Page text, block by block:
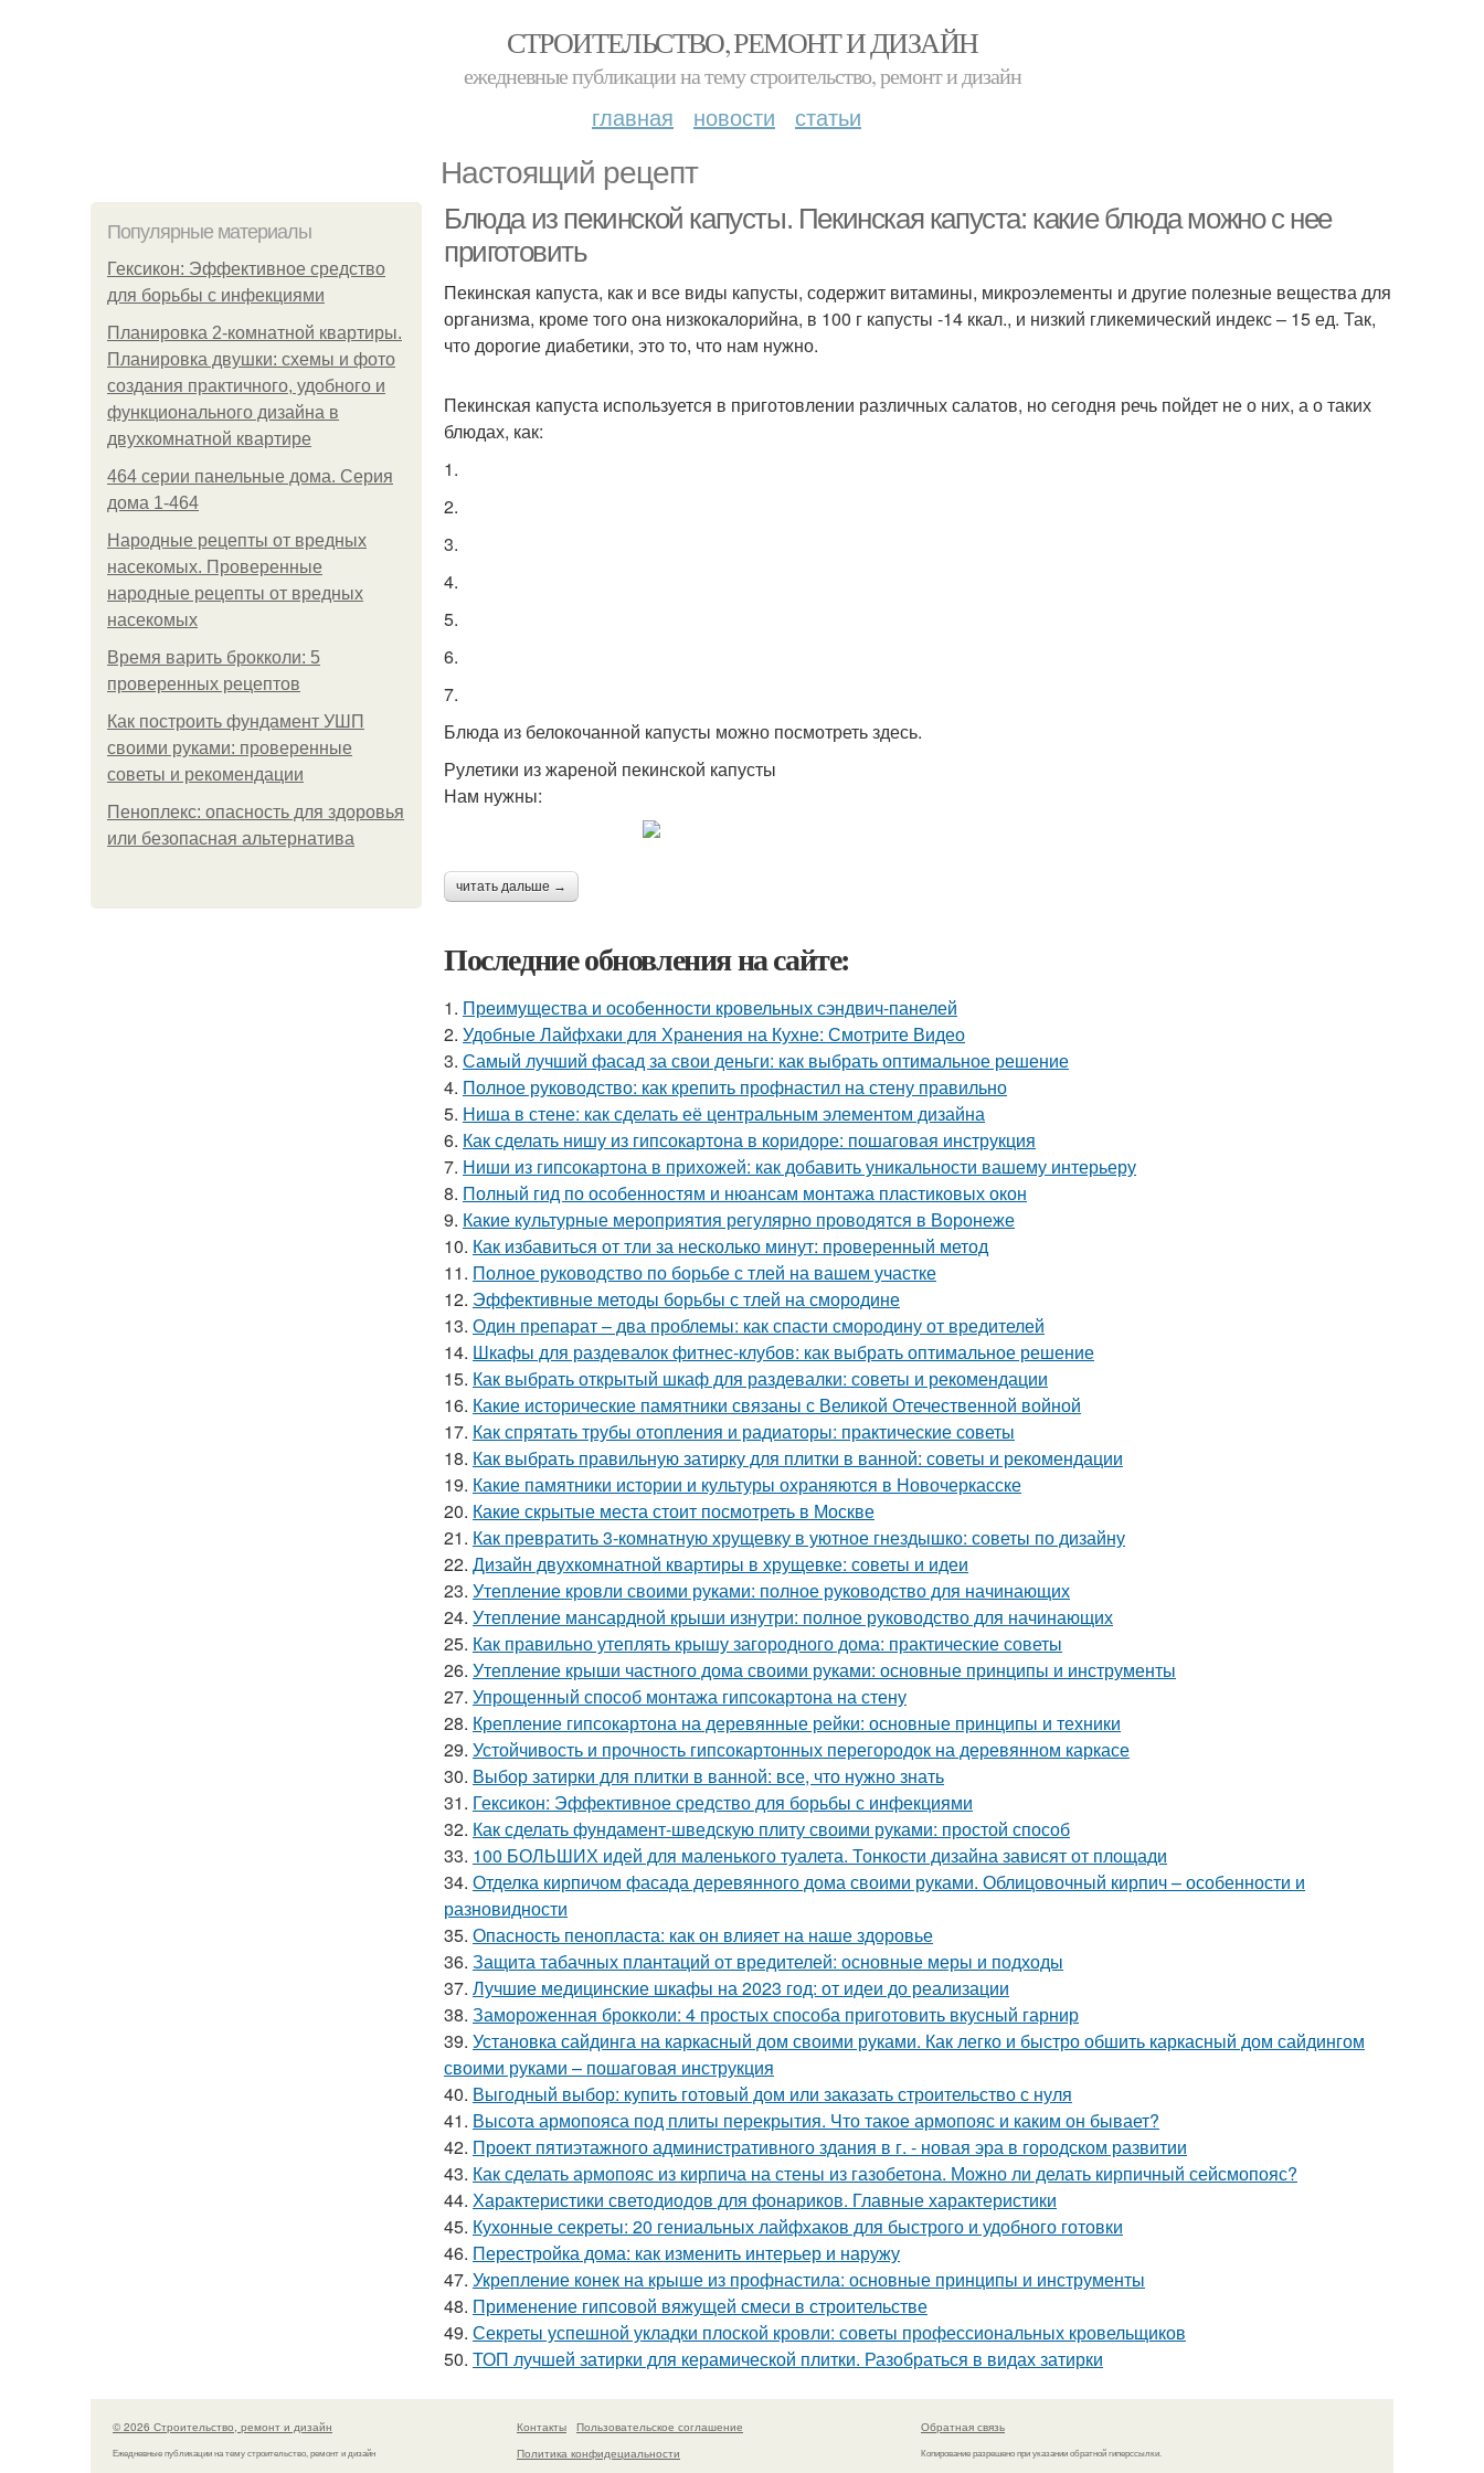
СТРОИТЕЛЬСТВО, РЕМОНТ И ДИЗАЙН
ежедневные публикации на тему строительство, ремонт и дизайн
главная новости статьи
Настоящий рецепт
Популярные материалы
Гексикон: Эффективное средство
для борьбы с инфекциями
Планировка 2-комнатной квартиры.
Планировка двушки: схемы и фото
создания практичного, удобного и
функционального дизайна в
двухкомнатной квартире
464 серии панельные дома. Серия
дома 1-464
Народные рецепты от вредных
насекомых. Проверенные
народные рецепты от вредных
насекомых
Время варить брокколи: 5
проверенных рецептов
Как построить фундамент УШП
своими руками: проверенные
советы и рекомендации
Пеноплекс: опасность для здоровья
или безопасная альтернатива
Блюда из пекинской капусты. Пекинская капуста: какие блюда можно с нее
приготовить
Пекинская капуста, как и все виды капусты, содержит витамины, микроэлементы и другие полезные вещества для
организма, кроме того она низкокалорийна, в 100 г капусты -14 ккал., и низкий гликемический индекс – 15 ед. Так,
что дорогие диабетики, это то, что нам нужно.
Пекинская капуста используется в приготовлении различных салатов, но сегодня речь пойдет не о них, а о таких
блюдах, как:
1.
2.
3.
4.
5.
6.
7.
Блюда из белокочанной капусты можно посмотреть здесь.
Рулетики из жареной пекинской капусты
Нам нужны:
читать дальше →
Последние обновления на сайте:
1. Преимущества и особенности кровельных сэндвич-панелей
2. Удобные Лайфхаки для Хранения на Кухне: Смотрите Видео
3. Самый лучший фасад за свои деньги: как выбрать оптимальное решение
4. Полное руководство: как крепить профнастил на стену правильно
5. Ниша в стене: как сделать её центральным элементом дизайна
6. Как сделать нишу из гипсокартона в коридоре: пошаговая инструкция
7. Ниши из гипсокартона в прихожей: как добавить уникальности вашему интерьеру
8. Полный гид по особенностям и нюансам монтажа пластиковых окон
9. Какие культурные мероприятия регулярно проводятся в Воронеже
10. Как избавиться от тли за несколько минут: проверенный метод
11. Полное руководство по борьбе с тлей на вашем участке
12. Эффективные методы борьбы с тлей на смородине
13. Один препарат – два проблемы: как спасти смородину от вредителей
14. Шкафы для раздевалок фитнес-клубов: как выбрать оптимальное решение
15. Как выбрать открытый шкаф для раздевалки: советы и рекомендации
16. Какие исторические памятники связаны с Великой Отечественной войной
17. Как спрятать трубы отопления и радиаторы: практические советы
18. Как выбрать правильную затирку для плитки в ванной: советы и рекомендации
19. Какие памятники истории и культуры охраняются в Новочеркасске
20. Какие скрытые места стоит посмотреть в Москве
21. Как превратить 3-комнатную хрущевку в уютное гнездышко: советы по дизайну
22. Дизайн двухкомнатной квартиры в хрущевке: советы и идеи
23. Утепление кровли своими руками: полное руководство для начинающих
24. Утепление мансардной крыши изнутри: полное руководство для начинающих
25. Как правильно утеплять крышу загородного дома: практические советы
26. Утепление крыши частного дома своими руками: основные принципы и инструменты
27. Упрощенный способ монтажа гипсокартона на стену
28. Крепление гипсокартона на деревянные рейки: основные принципы и техники
29. Устойчивость и прочность гипсокартонных перегородок на деревянном каркасе
30. Выбор затирки для плитки в ванной: все, что нужно знать
31. Гексикон: Эффективное средство для борьбы с инфекциями
32. Как сделать фундамент-шведскую плиту своими руками: простой способ
33. 100 БОЛЬШИХ идей для маленького туалета. Тонкости дизайна зависят от площади
34. Отделка кирпичом фасада деревянного дома своими руками. Облицовочный кирпич – особенности и
разновидности
35. Опасность пенопласта: как он влияет на наше здоровье
36. Защита табачных плантаций от вредителей: основные меры и подходы
37. Лучшие медицинские шкафы на 2023 год: от идеи до реализации
38. Замороженная брокколи: 4 простых способа приготовить вкусный гарнир
39. Установка сайдинга на каркасный дом своими руками. Как легко и быстро обшить каркасный дом сайдингом
своими руками – пошаговая инструкция
40. Выгодный выбор: купить готовый дом или заказать строительство с нуля
41. Высота армопояса под плиты перекрытия. Что такое армопояс и каким он бывает?
42. Проект пятиэтажного административного здания в г. - новая эра в городском развитии
43. Как сделать армопояс из кирпича на стены из газобетона. Можно ли делать кирпичный сейсмопояс?
44. Характеристики светодиодов для фонариков. Главные характеристики
45. Кухонные секреты: 20 гениальных лайфхаков для быстрого и удобного готовки
46. Перестройка дома: как изменить интерьер и наружу
47. Укрепление конек на крыше из профнастила: основные принципы и инструменты
48. Применение гипсовой вяжущей смеси в строительстве
49. Секреты успешной укладки плоской кровли: советы профессиональных кровельщиков
50. ТОП лучшей затирки для керамической плитки. Разобраться в видах затирки
© 2026 Строительство, ремонт и дизайн
Ежедневные публикации на тему строительство, ремонт и дизайн
Контакты
Пользовательское соглашение
Политика конфидециальности
Обратная связь
Копирование разрешено при указании обратной гиперссылки.